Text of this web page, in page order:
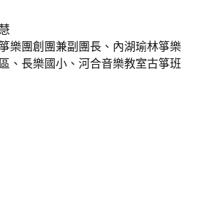
樂團創團兼副團長、內湖瑜林箏樂
、長樂國小、河合音樂教室古箏班